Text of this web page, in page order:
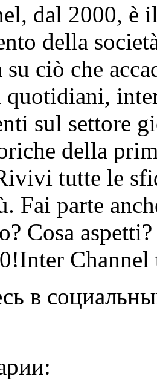
dal 2000, è
della
ciò che
quotidiani,
sul settore
della
tutte le
Fai parte
Cosa
Channel
в